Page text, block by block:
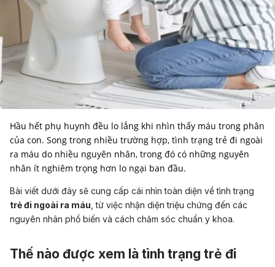
Hầu hết phụ huynh đều lo lắng khi nhìn thấy máu trong phân
của con. Song trong nhiều trường hợp, tình trạng trẻ đi ngoài
ra máu do nhiều nguyên nhân, trong đó có những nguyên
nhân ít nghiêm trọng hơn lo ngại ban đầu.
Bài viết dưới đây sẽ cung cấp cái nhìn toàn diện về tình trạng
trẻ đi ngoài ra máu , từ việc nhận diện triệu chứng đến các
nguyên nhân phổ biến và cách chăm sóc chuẩn y khoa.
Thế nào được xem là tình trạng trẻ đi